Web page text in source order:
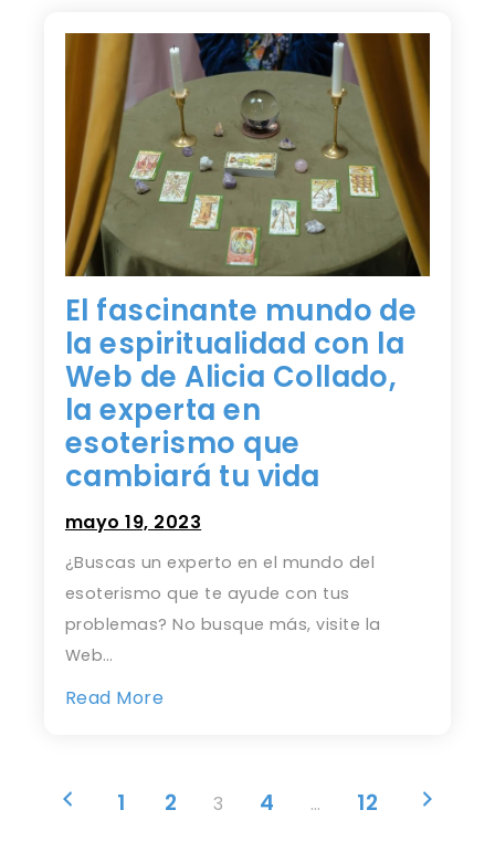
El fascinante mundo de
la espiritualidad con la
Web de Alicia Collado,
la experta en
esoterismo que
cambiará tu vida
mayo 19, 2023
¿Buscas un experto en el mundo del
esoterismo que te ayude con tus
problemas? No busque más, visite la
Web…
Read More
Paginación
1 2 3 4 … 12